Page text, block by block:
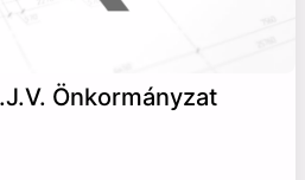
Önkormányzat